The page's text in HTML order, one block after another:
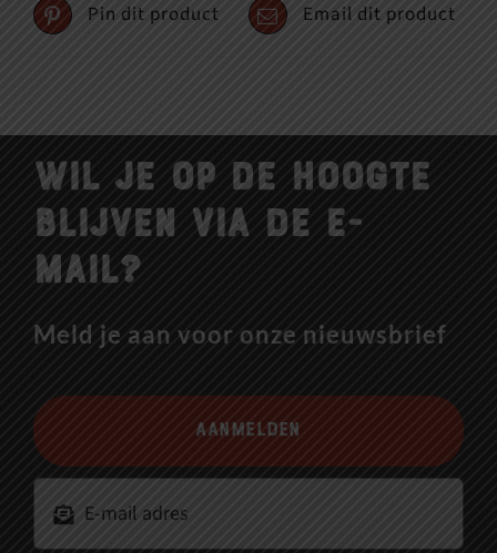
Pin dit product Email dit product
Wil je op de hoogte
blijven via de e-
mail?
Meld je aan voor onze nieuwsbrief
Aanmelden